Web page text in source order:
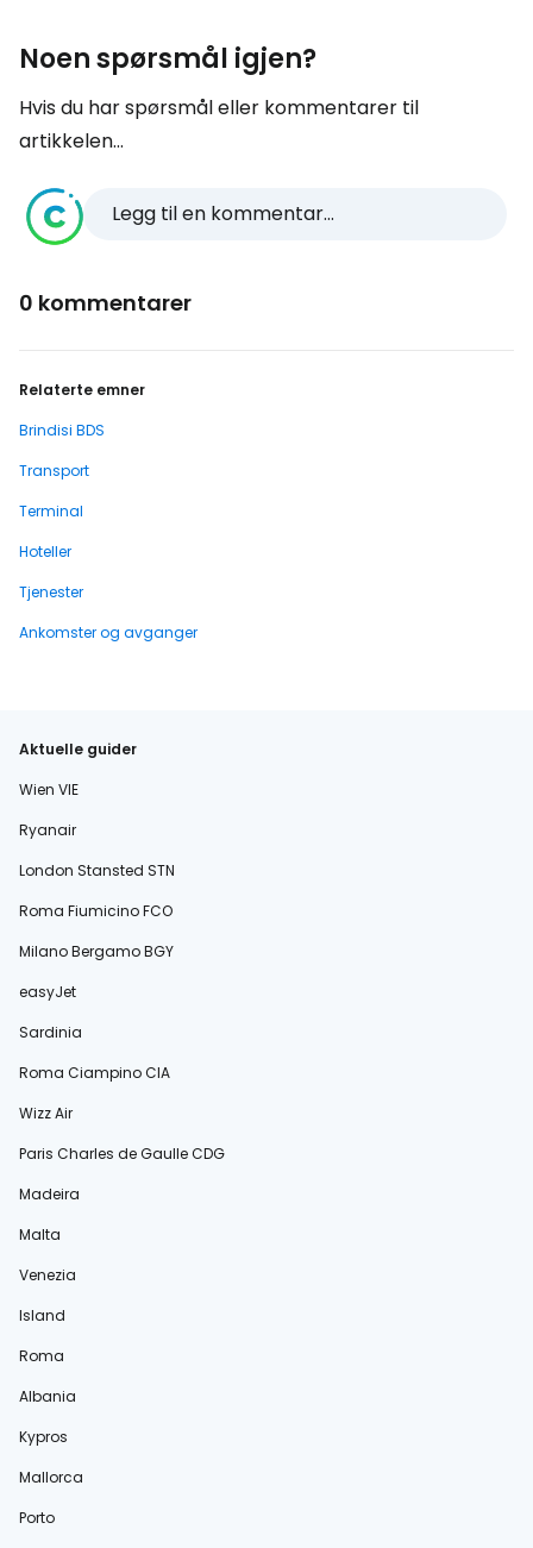
Noen spørsmål igjen?
Hvis du har spørsmål eller kommentarer til
artikkelen...
Legg til en kommentar...
0 kommentarer
Relaterte emner
Brindisi BDS
Transport
Terminal
Hoteller
Tjenester
Ankomster og avganger
Aktuelle guider
Wien VIE
Ryanair
London Stansted STN
Roma Fiumicino FCO
Milano Bergamo BGY
easyJet
Sardinia
Roma Ciampino CIA
Wizz Air
Paris Charles de Gaulle CDG
Madeira
Malta
Venezia
Island
Roma
Albania
Kypros
Mallorca
Porto